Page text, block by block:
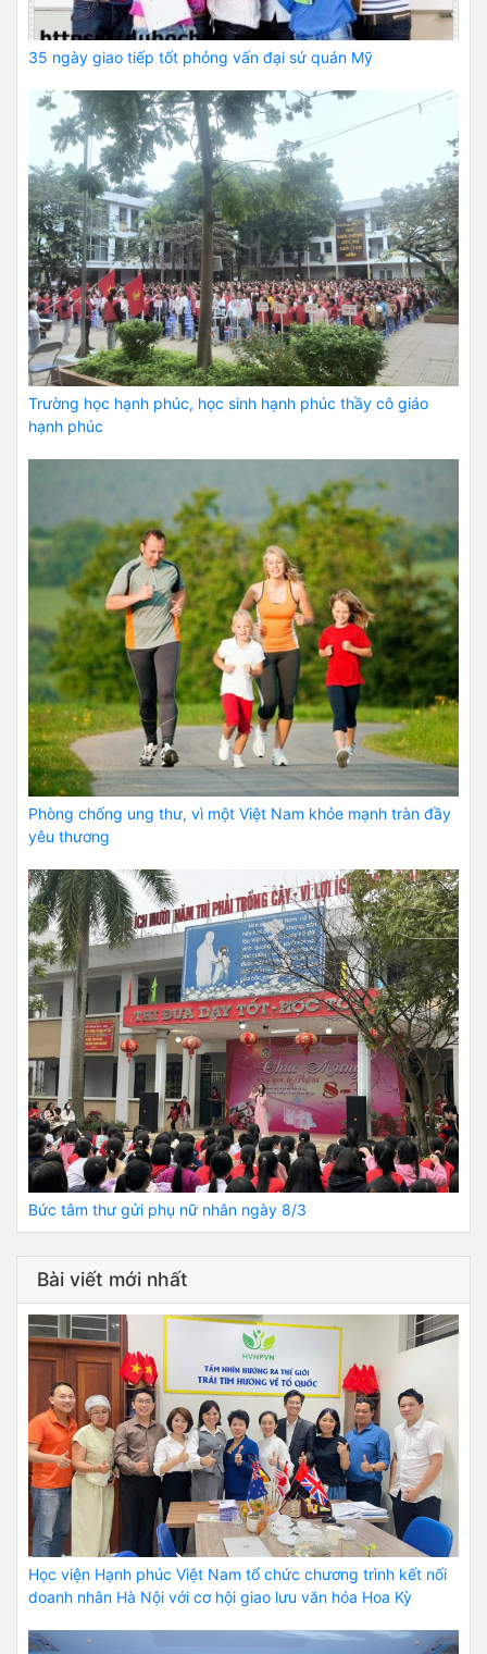
35 ngày giao tiếp tốt phỏng vấn đại sứ quán Mỹ
Trường học hạnh phúc, học sinh hạnh phúc thầy cô giáo
hạnh phúc
Phòng chống ung thư, vì một Việt Nam khỏe mạnh tràn đầy
yêu thương
Bức tâm thư gửi phụ nữ nhân ngày 8/3
Bài viết mới nhất
Học viện Hạnh phúc Việt Nam tổ chức chương trình kết nối
doanh nhân Hà Nội với cơ hội giao lưu văn hóa Hoa Kỳ